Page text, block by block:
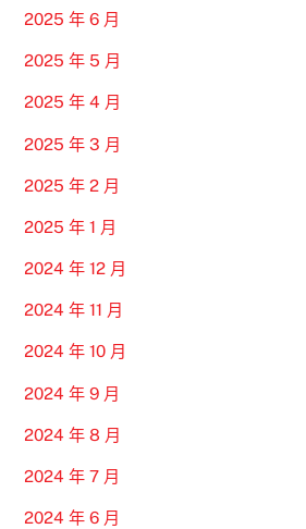
2025 年 6 月
2025 年 5 月
2025 年 4 月
2025 年 3 月
2025 年 2 月
2025 年 1 月
2024 年 12 月
2024 年 11 月
2024 年 10 月
2024 年 9 月
2024 年 8 月
2024 年 7 月
2024 年 6 月